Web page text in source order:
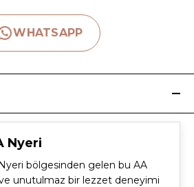
WHATSAPP
Nyeri
bölgesinden gelen bu AA
unutulmaz bir lezzet deneyimi